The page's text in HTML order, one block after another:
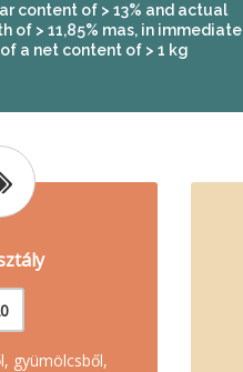
content of > 13% and actual
of > 11,85% mas, in immediate
a net content of > 1 kg
gyümölcsből,